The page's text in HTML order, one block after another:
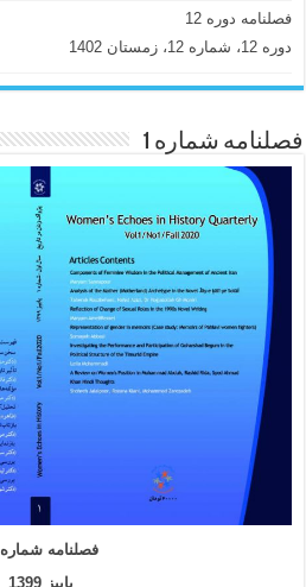
فصلنامه دوره 12
دوره 12، شماره 12، زمستان 1402
فصلنامه شماره 1
فصلنامه شماره 1
پاییز 1399